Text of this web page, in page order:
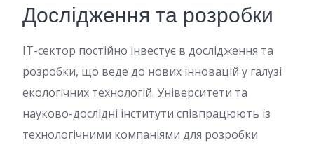
Дослідження та розробки
IT-сектор постійно інвестує в дослідження та
розробки, що веде до нових інновацій у галузі
екологічних технологій. Університети та
науково-дослідні інститути співпрацюють із
технологічними компаніями для розробки